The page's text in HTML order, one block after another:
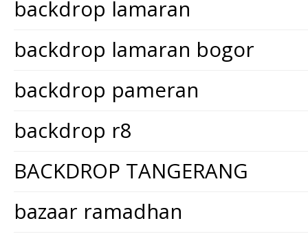
backdrop lamaran
backdrop lamaran bogor
backdrop pameran
backdrop r8
BACKDROP TANGERANG
bazaar ramadhan